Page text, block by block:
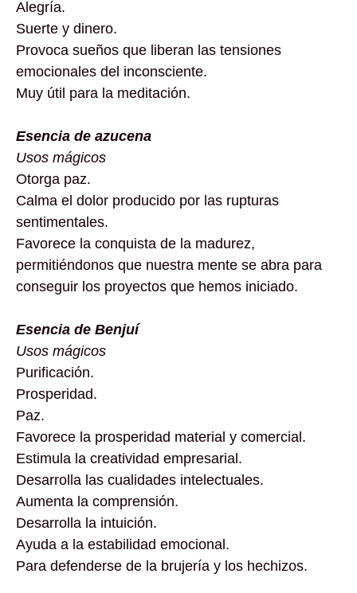
Alegría.
Suerte y dinero.
Provoca sueños que liberan las tensiones
emocionales del inconsciente.
Muy útil para la meditación.
Esencia de azucena
Usos mágicos
Otorga paz.
Calma el dolor producido por las rupturas
sentimentales.
Favorece la conquista de la madurez,
permitiéndonos que nuestra mente se abra para
conseguir los proyectos que hemos iniciado.
Esencia de Benjuí
Usos mágicos
Purificación.
Prosperidad.
Paz.
Favorece la prosperidad material y comercial.
Estimula la creatividad empresarial.
Desarrolla las cualidades intelectuales.
Aumenta la comprensión.
Desarrolla la intuición.
Ayuda a la estabilidad emocional.
Para defenderse de la brujería y los hechizos.